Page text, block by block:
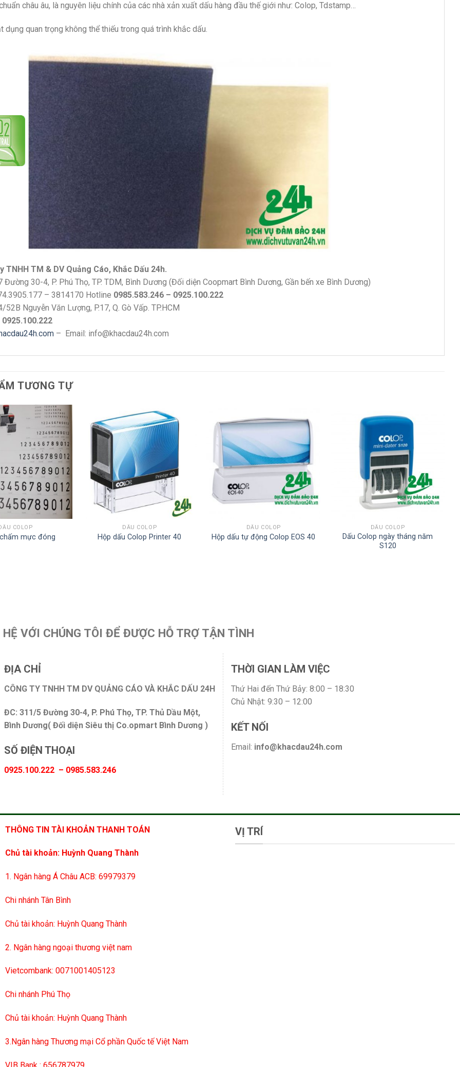
châu âu, là nguyên liệu chính của các nhà xản xuất dấu hàng đầu thế giới như: Colop, Tdstamp…
dụng quan trọng không thể thiếu trong quá trình khắc dấu.
TNHH TM & DV Quảng Cáo, Khắc Dấu 24h.
Đường 30-4, P. Phú Thọ, TP. TDM, Bình Dương (Đối diện Coopmart Bình Dương, Gần bến xe Bình Dương)
– 3814170 Hotline 0985.583.246 – 0925.100.222
52B Nguyễn Văn Lượng, P.17, Q. Gò Vấp. TP.HCM
0925.100.222
– Email: info@khacdau24h.com
TƯƠNG TỰ
COLOP
mực đóng
DẤU COLOP
Hộp dấu Colop Printer 40
DẤU COLOP
Hộp dấu tự động Colop EOS 40
DẤU COLOP
Dấu Colop ngày tháng năm
S120
HỆ VỚI CHÚNG TÔI ĐỂ ĐƯỢC HỖ TRỢ TẬN TÌNH
ĐỊA CHỈ
CÔNG TY TNHH TM DV QUẢNG CÁO VÀ KHẮC DẤU 24H
ĐC: 311/5 Đường 30-4, P. Phú Thọ, TP. Thủ Dầu Một,
Bình Dương( Đối diện Siêu thị Co.opmart Bình Dương )
SỐ ĐIỆN THOẠI
0925.100.222 – 0985.583.246
THỜI GIAN LÀM VIỆC
Thứ Hai đến Thứ Bảy: 8:00 – 18:30
Chủ Nhật: 9:30 – 12:00
KẾT NỐI
Email: info@khacdau24h.com
THÔNG TIN TÀI KHOẢN THANH TOÁN
Chủ tài khoản: Huỳnh Quang Thành
1. Ngân hàng Á Châu ACB: 69979379
Chi nhánh Tân Bình
Chủ tài khoản: Huỳnh Quang Thành
2. Ngân hàng ngoại thương việt nam
Vietcombank: 0071001405123
Chi nhánh Phú Thọ
Chủ tài khoản: Huỳnh Quang Thành
3.Ngân hàng Thương mại Cổ phần Quốc tế Việt Nam
VIB Bank : 656787979
VỊ TRÍ